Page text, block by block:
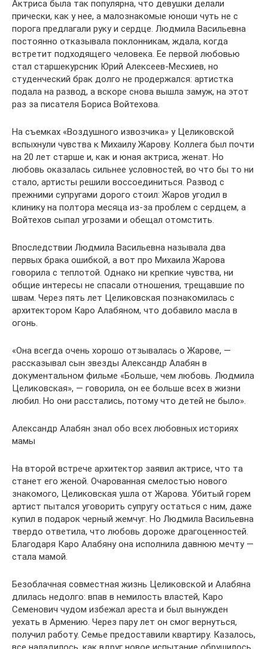
Актриса была так популярна, что девушки делали
прически, как у нее, а малознакомые юноши чуть не с
порога предлагали руку и сердце. Людмила Васильевна
постоянно отказывала поклонникам, ждала, когда
встретит подходящего человека. Ее первой любовью
стал старшекурсник Юрий Алексеев-Месхиев, но
студенческий брак долго не продержался: артистка
подала на развод, а вскоре снова вышла замуж, на этот
раз за писателя Бориса Войтехова.
На съемках «Воздушного извозчика» у Целиковской
вспыхнули чувства к Михаилу Жарову. Коллега был почти
на 20 лет старше и, как и юная актриса, женат. Но
любовь оказалась сильнее условностей, во что бы то ни
стало, артисты решили воссоединиться. Развод с
прежними супругами дорого стоил: Жаров угодил в
клинику на полтора месяца из-за проблем с сердцем, а
Войтехов сыпал угрозами и обещал отомстить.
Впоследствии Людмила Васильевна называла два
первых брака ошибкой, а вот про Михаила Жарова
говорила с теплотой. Однако ни крепкие чувства, ни
общие интересы не спасали отношения, трещавшие по
швам. Через пять лет Целиковская познакомилась с
архитектором Каро Алабяном, что добавило масла в
огонь.
«Она всегда очень хорошо отзывалась о Жарове, —
рассказывал сын звезды Александр Алабян в
документальном фильме «Больше, чем любовь. Людмила
Целиковская», — говорила, он ее больше всех в жизни
любил. Но они расстались, потому что детей не было».
Александр Алабян знал обо всех любовных историях
мамы
На второй встрече архитектор заявил актрисе, что та
станет его женой. Очарованная смелостью нового
знакомого, Целиковская ушла от Жарова. Убитый горем
артист пытался уговорить супругу остаться с ним, даже
купил в подарок черный жемчуг. Но Людмила Васильевна
твердо ответила, что любовь дороже драгоценностей.
Благодаря Каро Алабяну она исполнила давнюю мечту —
стала мамой.
Безоблачная совместная жизнь Целиковской и Алабяна
длилась недолго: впав в немилость властей, Каро
Семенович чудом избежал ареста и был вынужден
уехать в Армению. Через пару лет он смог вернуться,
получил работу. Семье предоставили квартиру. Казалось,